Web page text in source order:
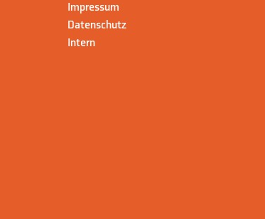
Impressum
Datenschutz
Intern